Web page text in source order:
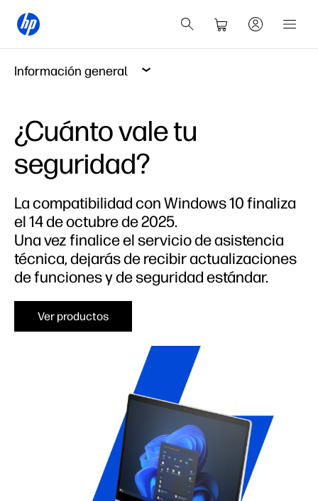
Información general
¿Cuánto vale tu
seguridad?
La compatibilidad con Windows 10 finaliza
el 14 de octubre de 2025.
Una vez finalice el servicio de asistencia
técnica, dejarás de recibir actualizaciones
de funciones y de seguridad estándar.
Ver productos